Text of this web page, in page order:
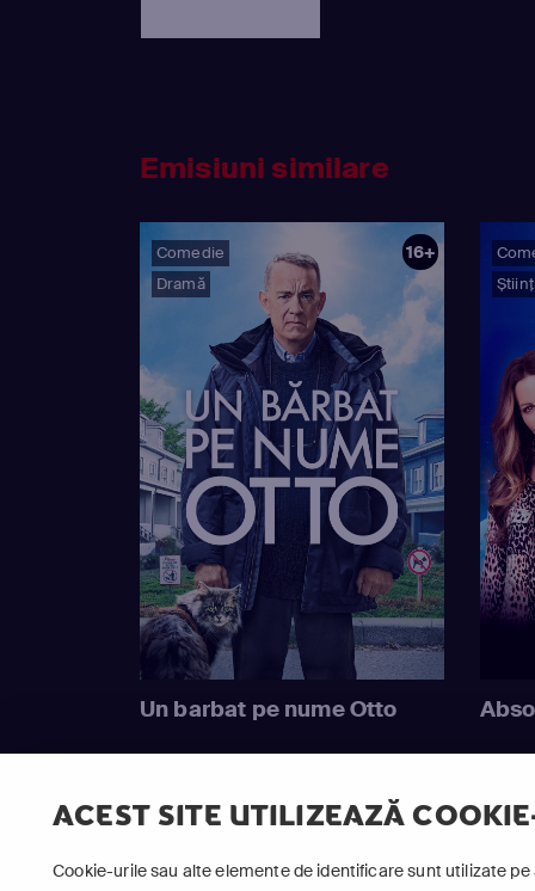
ACEST SITE UTILIZEAZĂ
Cookie-urile sau alte elemente de identificare sunt utilizate
Emisiuni similare
Comedie
Dramă
16+
Un barbat pe nume Otto